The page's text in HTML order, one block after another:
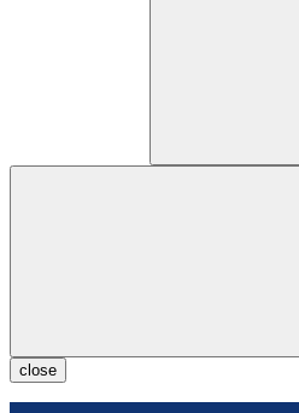
close